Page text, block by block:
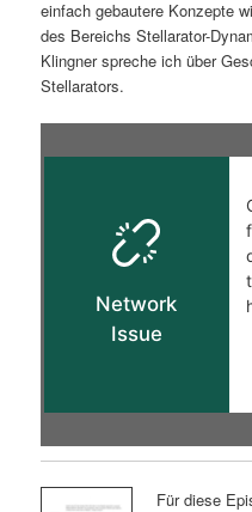
g
e
i
n
einfach gebautere Konzepte
des Bereichs Stellarator-
Klingner spreche ich über
Stellarators.
Für diese